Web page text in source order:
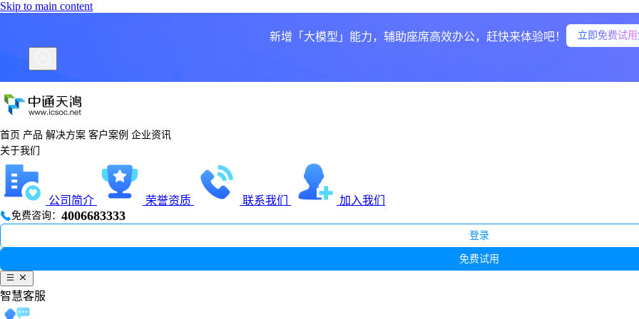
Skip to main content
新增「大模型」能力，辅助座席高效办公，赶快来体验吧！ 立即免费试用
首页 产品 解决方案 客户案例 企业资讯
关于我们
公司简介 荣誉资质 联系我们 加入我们
免费咨询： 4006683333
登录
免费试用
智慧客服